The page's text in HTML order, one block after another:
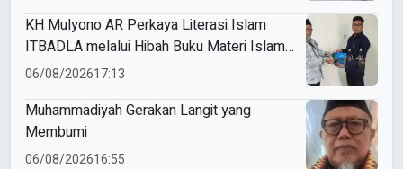
KH Mulyono AR Perkaya Literasi Islam
ITBADLA melalui Hibah Buku Materi Islam
5 Jilid
06/08/202617:13
Muhammadiyah Gerakan Langit yang
Membumi
06/08/202616:55